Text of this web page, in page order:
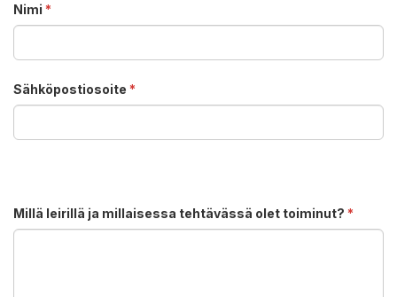
Nimi *
Sähköpostiosoite *
Millä leirillä ja millaisessa tehtävässä olet toiminut? *